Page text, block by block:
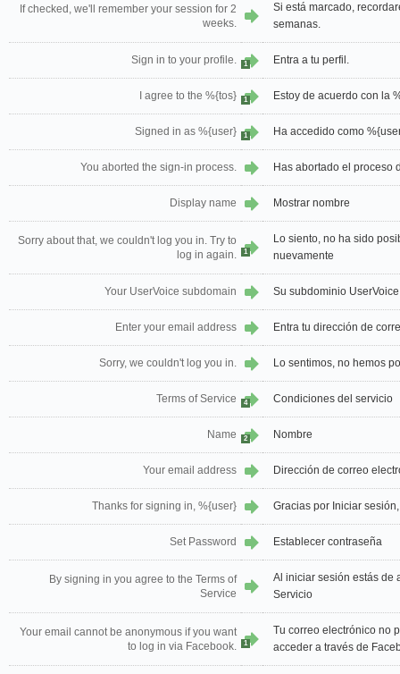
If checked, we'll remember your session for 2
weeks.
Si está marcado,
semanas.
Sign in to your profile. 1 Entra a tu perfil.
I agree to the %{tos} 1 Estoy de acuerdo con la
Signed in as %{user} 1 Ha accedido como
You aborted the sign-in process. Has abortado el proceso
Display name Mostrar nombre
Sorry about that, we couldn't log you in. Try to
log in again.
1
Lo siento, no ha sido
nuevamente
Your UserVoice subdomain Su subdominio UserVoice
Enter your email address Entra tu dirección de
Sorry, we couldn't log you in. Lo sentimos, no hemos
Terms of Service 4 Condiciones del servicio
Name 2 Nombre
Your email address Dirección de correo
Thanks for signing in, %{user} Gracias por Iniciar
Set Password Establecer contraseña
By signing in you agree to the Terms of
Service
Al iniciar sesión estás de
Servicio
Your email cannot be anonymous if you want
to log in via Facebook.
1
Tu correo electrónico no
acceder a través de